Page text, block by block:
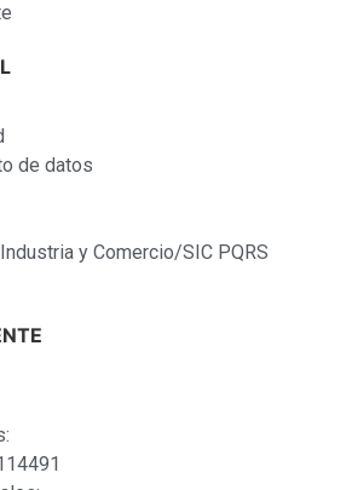
de datos
y Comercio/SIC PQRS